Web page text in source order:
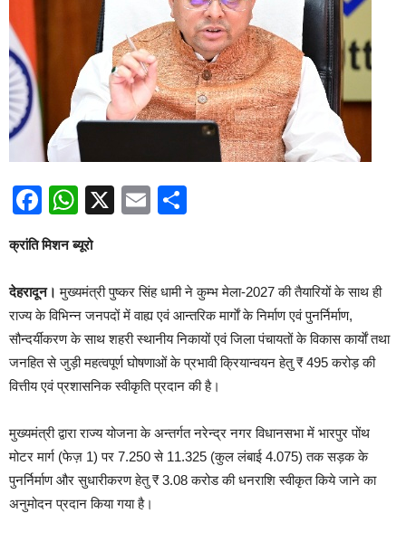
Facebook
WhatsApp
X Email
क्रांति मिशन ब्यूरो
देहरादून‌। मुख्यमंत्री पुष्कर सिंह धामी ने कुम्भ मेला-2027 की तैयारियों के साथ ही
राज्य के विभिन्न जनपदों में वाह्य एवं आन्तरिक मार्गाें के निर्माण एवं पुनर्निर्माण,
सौन्दर्यीकरण के साथ शहरी स्थानीय निकायों एवं जिला पंचायतों के विकास कार्याें तथा
जनहित से जुड़ी महत्वपूर्ण घोषणाओं के प्रभावी क्रियान्वयन हेतु ₹ 495 करोड़ की
वित्तीय एवं प्रशासनिक स्वीकृति प्रदान की है।
मुख्यमंत्री द्वारा राज्य योजना के अन्तर्गत नरेन्द्र नगर विधानसभा में भारपुर पोंथ
मोटर मार्ग (फेज़ 1) पर 7.250 से 11.325 (कुल लंबाई 4.075) तक सड़क के
पुनर्निर्माण और सुधारीकरण हेतु ₹ 3.08 करोड की धनराशि स्वीकृत किये जाने का
अनुमोदन प्रदान किया गया है।